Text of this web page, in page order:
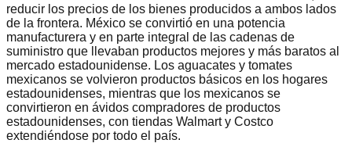
reducir los precios de los bienes producidos a ambos lados
de la frontera. México se convirtió en una potencia
manufacturera y en parte integral de las cadenas de
suministro que llevaban productos mejores y más baratos al
mercado estadounidense. Los aguacates y tomates
mexicanos se volvieron productos básicos en los hogares
estadounidenses, mientras que los mexicanos se
convirtieron en ávidos compradores de productos
estadounidenses, con tiendas Walmart y Costco
extendiéndose por todo el país.